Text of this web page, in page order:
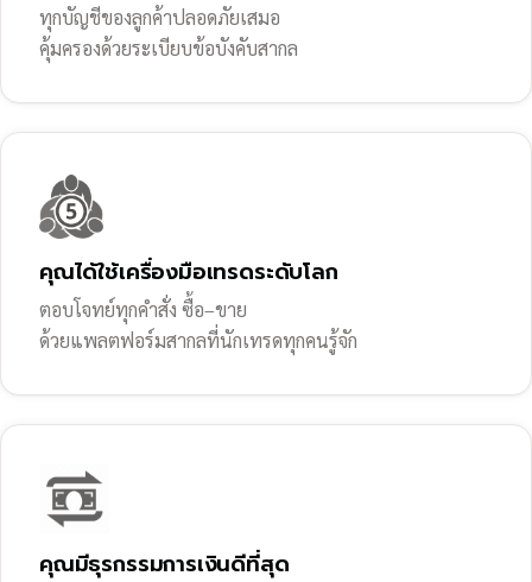
ทุกบัญชีของลูกค้าปลอดภัยเสมอ
คุ้มครองด้วยระเบียบข้อบังคับสากล
คุณได้ใช้เครื่องมือเทรดระดับโลก
ตอบโจทย์ทุกคำสั่ง ซื้อ–ขาย
ด้วยแพลตฟอร์มสากลที่นักเทรดทุกคนรู้จัก
คุณมีธุรกรรมการเงินดีที่สุด